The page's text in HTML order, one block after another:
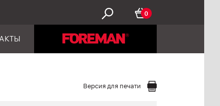
0
Версия для печати